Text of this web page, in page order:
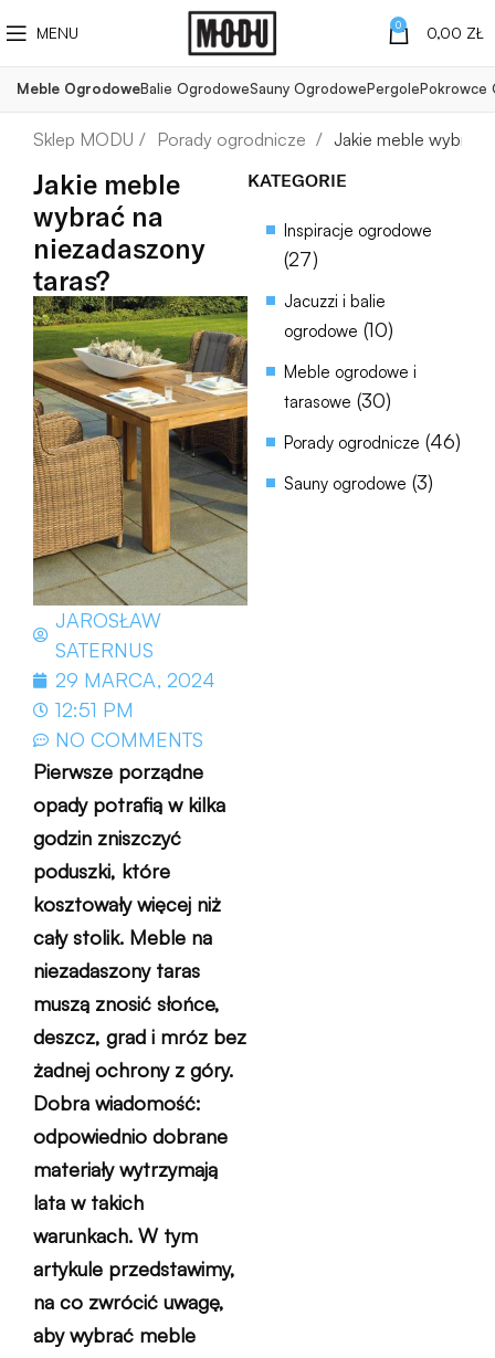
MENU 0 0,00 ZŁ
Meble OgrodoweBalie OgrodoweSauny OgrodowePergolePokrowce
Porady ogrodnicze Jakie meble wybrać
Jakie meble
wybrać na
niezadaszony
taras?
JAROSŁAW
SATERNUS
29 MARCA, 2024
12:51 PM
NO COMMENTS
Pierwsze porządne
opady potrafią w kilka
godzin zniszczyć
poduszki, które
kosztowały więcej niż
cały stolik. Meble na
niezadaszony taras
muszą znosić słońce,
deszcz, grad i mróz bez
żadnej ochrony z góry.
Dobra wiadomość:
odpowiednio dobrane
materiały wytrzymają
lata w takich
warunkach. W tym
artykule przedstawimy,
na co zwrócić uwagę,
aby wybrać meble
KATEGORIE
Inspiracje ogrodowe
(27)
Jacuzzi i balie
ogrodowe (10)
Meble ogrodowe i
tarasowe (30)
Porady ogrodnicze (46)
Sauny ogrodowe (3)